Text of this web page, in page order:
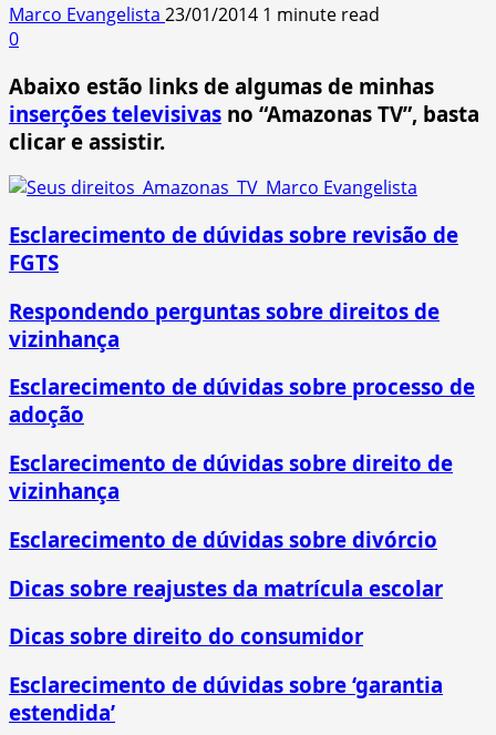
Marco Evangelista 23/01/2014 1 minute read
0
Abaixo estão links de algumas de minhas
inserções televisivas no “Amazonas TV”, basta
clicar e assistir.
Esclarecimento de dúvidas sobre revisão de
FGTS
Respondendo perguntas sobre direitos de
vizinhança
Esclarecimento de dúvidas sobre processo de
adoção
Esclarecimento de dúvidas sobre direito de
vizinhança
Esclarecimento de dúvidas sobre divórcio
Dicas sobre reajustes da matrícula escolar
Dicas sobre direito do consumidor
Esclarecimento de dúvidas sobre ‘garantia
estendida’